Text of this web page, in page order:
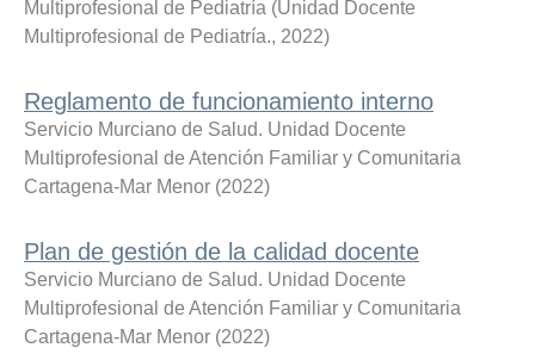
Multiprofesional de Pediatría (Unidad Docente
Multiprofesional de Pediatría., 2022)
Reglamento de funcionamiento interno
Servicio Murciano de Salud. Unidad Docente
Multiprofesional de Atención Familiar y Comunitaria
Cartagena-Mar Menor (2022)
Plan de gestión de la calidad docente
Servicio Murciano de Salud. Unidad Docente
Multiprofesional de Atención Familiar y Comunitaria
Cartagena-Mar Menor (2022)